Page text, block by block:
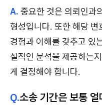
A. 중요한 것은 의뢰인과
형성입니다. 또한 해당
경험과 이해를 갖추고 있
실적인 분석을 제공하는
게 결정해야 합니다.
Q.소송 기간은 보통